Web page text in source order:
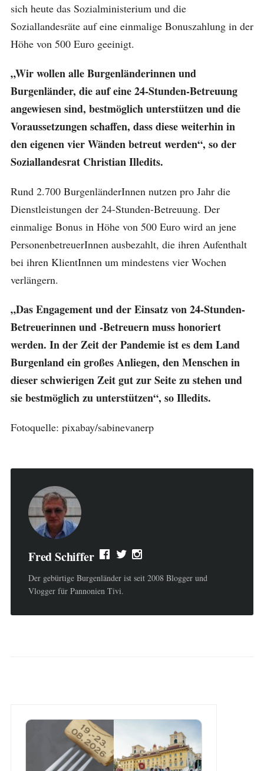
sich heute das Sozialministerium und die
Soziallandesräte auf eine einmalige Bonuszahlung in der
Höhe von 500 Euro geeinigt.
„Wir wollen alle Burgenländerinnen und
Burgenländer, die auf eine 24-Stunden-Betreuung
angewiesen sind, bestmöglich unterstützen und die
Voraussetzungen schaffen, dass diese weiterhin in
den eigenen vier Wänden betreut werden“, so der
Soziallandesrat Christian Illedits.
Rund 2.700 BurgenländerInnen nutzen pro Jahr die
Dienstleistungen der 24-Stunden-Betreuung. Der
einmalige Bonus in Höhe von 500 Euro wird an jene
PersonenbetreuerInnen ausbezahlt, die ihren Aufenthalt
bei ihren KlientInnen um mindestens vier Wochen
verlängern.
„Das Engagement und der Einsatz von 24-Stunden-
Betreuerinnen und -Betreuern muss honoriert
werden. In der Zeit der Pandemie ist es dem Land
Burgenland ein großes Anliegen, den Menschen in
dieser schwierigen Zeit gut zur Seite zu stehen und
sie bestmöglich zu unterstützen“, so Illedits.
Fotoquelle: pixabay/sabinevanerp
Fred Schiffer
Der gebürtige Burgenländer ist seit 2008 Blogger und
Vlogger für Pannonien Tivi.